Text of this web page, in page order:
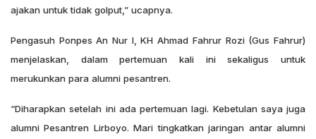
ajakan untuk tidak golput,” ucapnya.
Pengasuh Ponpes An Nur I, KH Ahmad Fahrur Rozi (Gus Fahrur)
menjelaskan, dalam pertemuan kali ini sekaligus untuk
merukunkan para alumni pesantren.
“Diharapkan setelah ini ada pertemuan lagi. Kebetulan saya juga
alumni Pesantren Lirboyo. Mari tingkatkan jaringan antar alumni